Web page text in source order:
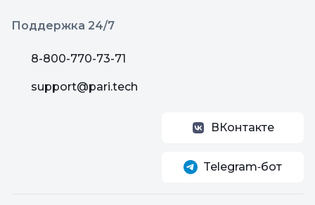
Поддержка 24/7
8-800-770-73-71
support@pari.tech
ВКонтакте
Telegram‑бот